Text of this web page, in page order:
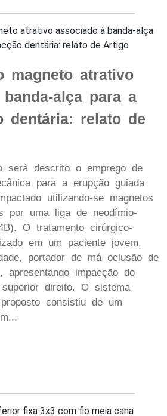
magneto atrativo
alça para a
dentária: relato de
será descrito o emprego de
para a erupção guiada
utilizando-se magnetos
por uma liga de neodímio-
O tratamento cirúrgico-
em um paciente jovem,
portador de má oclusão de
apresentando impacção do
direito. O sistema
consistiu de um